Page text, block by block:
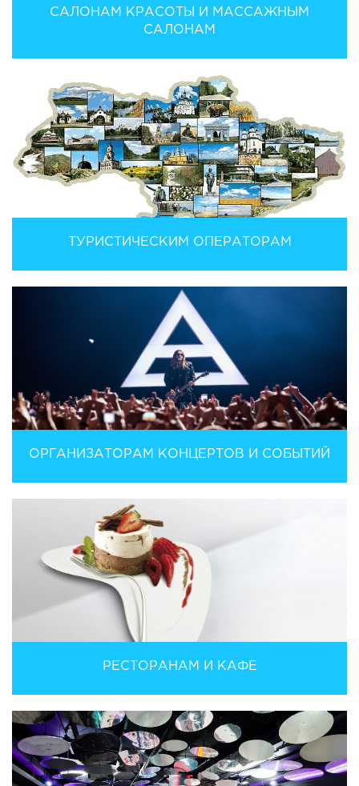
САЛОНАМ КРАСОТЫ И МАССАЖНЫМ
САЛОНАМ
ТУРИСТИЧЕСКИМ ОПЕРАТОРАМ
ОРГАНИЗАТОРАМ КОНЦЕРТОВ И СОБЫТИЙ
РЕСТОРАНАМ И КАФЕ